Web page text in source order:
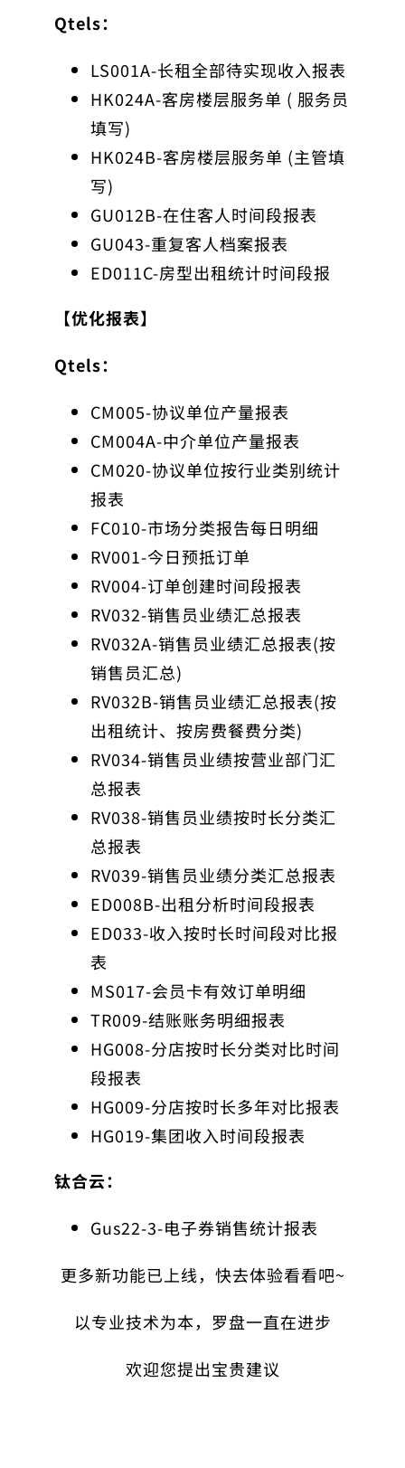
Qtels：
LS001A-长租全部待实现收入报表
HK024A-客房楼层服务单 ( 服务员
填写)
HK024B-客房楼层服务单 (主管填
写)
GU012B-在住客人时间段报表
GU043-重复客人档案报表
ED011C-房型出租统计时间段报
【优化报表】
Qtels：
CM005-协议单位产量报表
CM004A-中介单位产量报表
CM020-协议单位按行业类别统计
报表
FC010-市场分类报告每日明细
RV001-今日预抵订单
RV004-订单创建时间段报表
RV032-销售员业绩汇总报表
RV032A-销售员业绩汇总报表(按
销售员汇总)
RV032B-销售员业绩汇总报表(按
出租统计、按房费餐费分类)
RV034-销售员业绩按营业部门汇
总报表
RV038-销售员业绩按时长分类汇
总报表
RV039-销售员业绩分类汇总报表
ED008B-出租分析时间段报表
ED033-收入按时长时间段对比报
表
MS017-会员卡有效订单明细
TR009-结账账务明细报表
HG008-分店按时长分类对比时间
段报表
HG009-分店按时长多年对比报表
HG019-集团收入时间段报表
钛合云：
Gus22-3-电子券销售统计报表
更多新功能已上线，快去体验看看吧~
以专业技术为本，罗盘一直在进步
欢迎您提出宝贵建议